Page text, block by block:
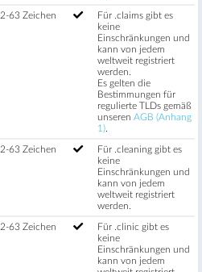
2-63 Zeichen
Für .claims gibt es
keine
Einschränkungen und
kann von jedem
weltweit registriert
werden.
Es gelten die
Bestimmungen für
regulierte TLDs gemäß
unseren AGB (Anhang
1)
2-63 Zeichen
Für .cleaning gibt es
keine
Einschränkungen und
kann von jedem
weltweit registriert
werden.
2-63 Zeichen
Für .clinic gibt es
keine
Einschränkungen und
kann von jedem